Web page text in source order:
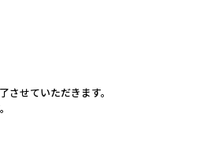
せていただきます。